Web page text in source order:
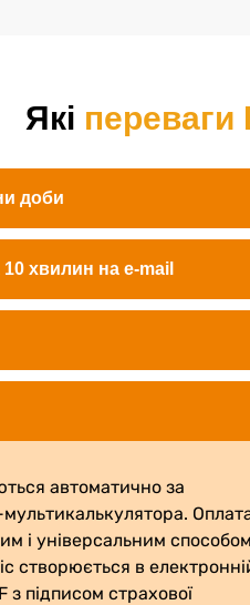
Які переваги
доби
хвилин на e-mail
автоматично за
і універсальним
створюється в
з підписом страхової